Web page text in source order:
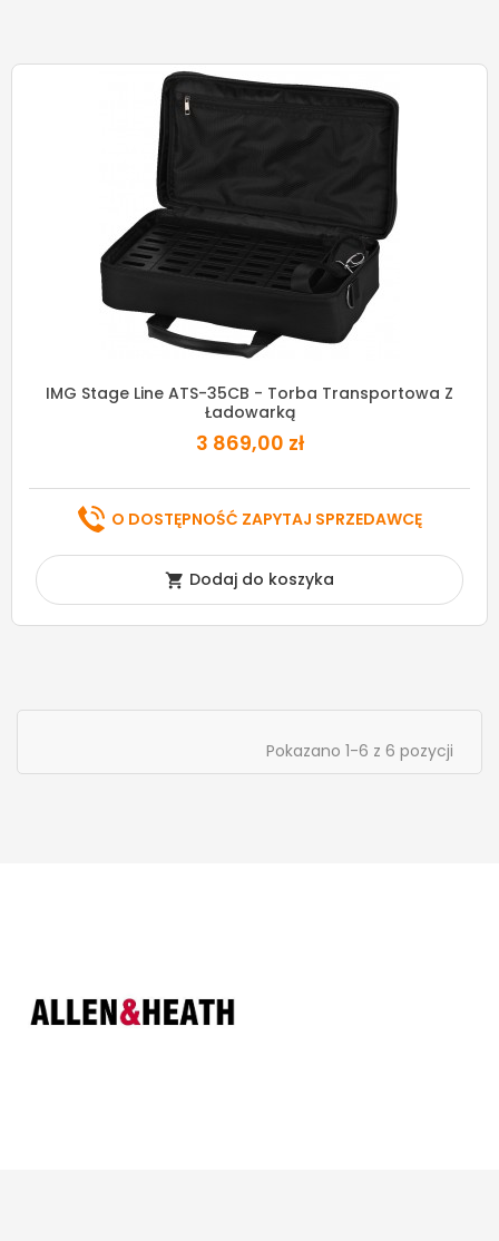
IMG Stage Line ATS-35CB - Torba Transportowa Z
Ładowarką
3 869,00 zł
O DOSTĘPNOŚĆ ZAPYTAJ SPRZEDAWCĘ
 Dodaj do koszyka
Pokazano 1-6 z 6 pozycji